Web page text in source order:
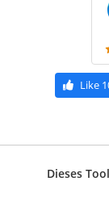
Like
Dieses